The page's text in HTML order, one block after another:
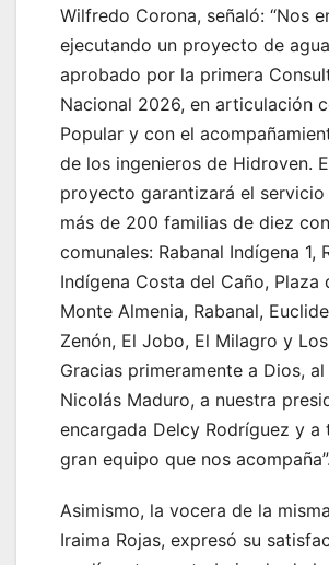
Wilfredo Corona, señaló: “Nos
ejecutando un proyecto de
aprobado por la primera
Nacional 2026, en articulación
Popular y con el
de los ingenieros de Hidroven.
proyecto garantizará el servicio
más de 200 familias de diez
comunales: Rabanal Indígena 1,
Indígena Costa del Caño, Plaza
Monte Almenia, Rabanal,
Zenón, El Jobo, El Milagro y
Gracias primeramente a Dios,
Nicolás Maduro, a nuestra
encargada Delcy Rodríguez y a
gran equipo que nos acompaña”.
Asimismo, la vocera de la
Iraima Rojas, expresó su